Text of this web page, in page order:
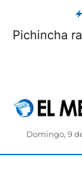
Pichincha
Domingo, 9